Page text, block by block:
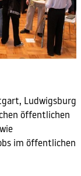
Ludwigsburg
öffentlichen
im öffentlichen